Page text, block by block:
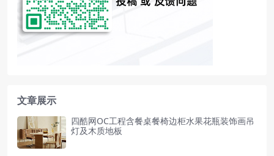
文章展示
四酷网OC工程含餐桌餐椅边柜水果花瓶装饰画吊
灯及木质地板